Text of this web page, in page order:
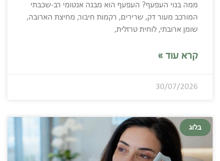
ממה בנוי העפעף? העפעף הוא מבנה אנטומי רב-שכבתי
המורכב מעור דק, שרירים, רקמות חיבור, מחיצת הארובה,
שומן ארובתי, לוחית טרזלית,
קרא עוד »
30/07/2026
בלוג